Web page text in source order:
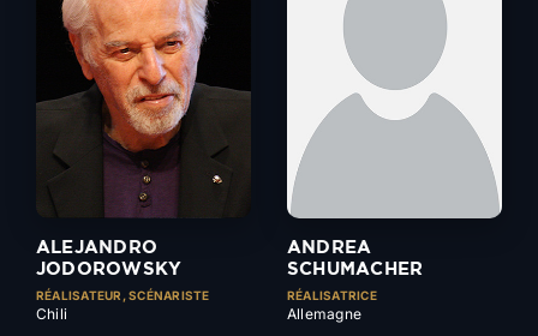
ALEJANDRO
JODOROWSKY
RÉALISATEUR, SCÉNARISTE
Chili
ANDREA
SCHUMACHER
RÉALISATRICE
Allemagne